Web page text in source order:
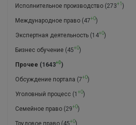
Исполнительное производство (273+1 )
Международное право (47+0)
Экспертная деятельность (14+0)
Бизнес обучение (45+0)
Прочее (1643+0)
Обсуждение портала (7+0)
Уголовный процесс (1 +0)
Семейное право (29+0)
Трудовое право (45+0)